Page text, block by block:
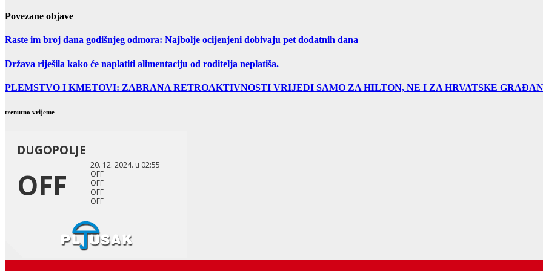
Povezane objave
Raste im broj dana godišnjeg odmora: Najbolje ocijenjeni dobivaju pet dodatnih dana
Država riješila kako će naplatiti alimentaciju od roditelja neplatiša.
PLEMSTVO I KMETOVI: ZABRANA RETROAKTIVNOSTI VRIJEDI SAMO ZA HILTON, NE I ZA HRVATSKE
trenutno vrijeme